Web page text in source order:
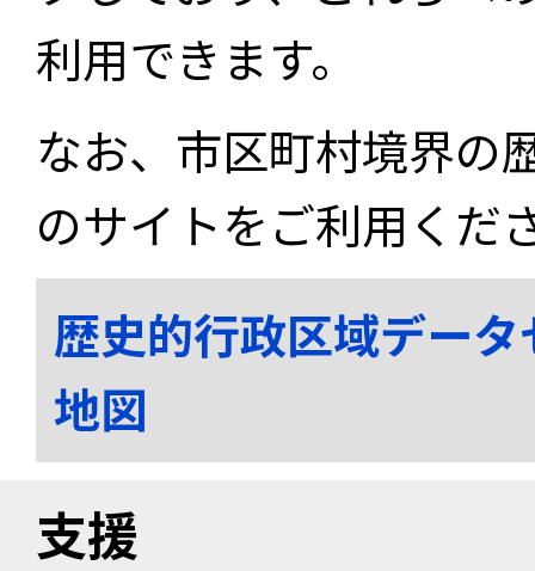
利用できます。
なお、市区町村境界の
のサイトをご利用くだ
歴史的行政区域デー
地図
支援